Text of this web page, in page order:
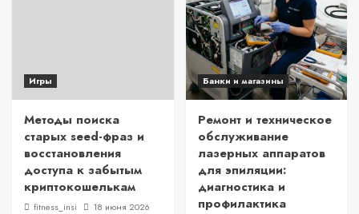
Игры
Методы поиска
старых seed-фраз и
восстановления
доступа к забытым
криптокошелькам
fitness_insi 18 июня 2026
Банки и магазины
Ремонт и техническое
обслуживание
лазерных аппаратов
для эпиляции:
диагностика и
профилактика